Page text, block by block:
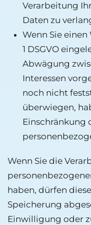
Verarbeitung
Daten zu
Wenn Sie einen
1 DSGVO
Abwägung
Interessen
noch nicht
überwiegen,
Einschränkung
Wenn Sie die
haben, dürfen
Speicherung
Einwilligung oder